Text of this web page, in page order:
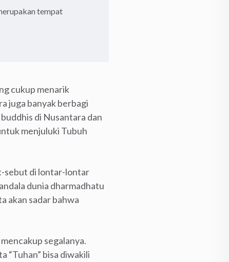
tempat
cukup menarik
juga banyak berbagi
di Nusantara dan
menjuluki Tubuh
sebut di lontar-lontar
dunia dharmadhatu
akan sadar bahwa
segalanya.
“Tuhan” bisa diwakili